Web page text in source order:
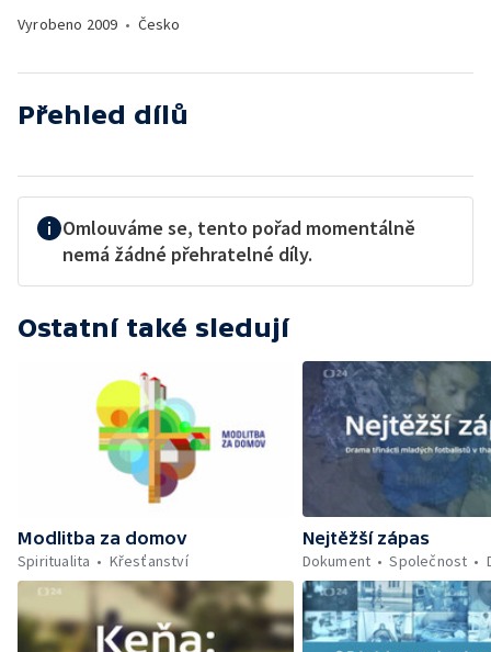
Vyrobeno 2009 • Česko
Přehled dílů
Omlouváme se, tento pořad momentálně
nemá žádné přehratelné díly.
Ostatní také sledují
Modlitba za domov
Spiritualita
Křesťanství
Nejtěžší zápas
Dokument
Společnost